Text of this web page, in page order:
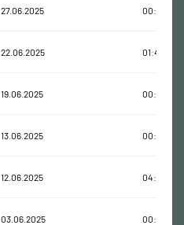
27.06.2025 00:51:59
22.06.2025 01:43:40
19.06.2025 00:43:59
13.06.2025 00:41:16
12.06.2025 04:20:15
03.06.2025 00:56:37